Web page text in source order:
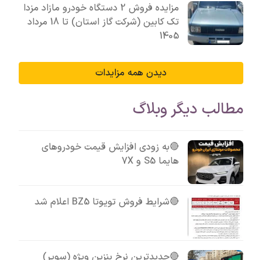
مزایده فروش 2 دستگاه خودرو مازاد مزدا
تک کابین (شرکت گاز استان) تا 18 مرداد
1405
دیدن همه مزایدات
مطالب دیگر وبلاگ
🔴به زودی افزایش قیمت خودروهای
هایما S5 و 7X
🔴شرایط فروش تویوتا BZ5 اعلام شد
🔴جدیدترین نرخ بنزین ویژه (سوپر)